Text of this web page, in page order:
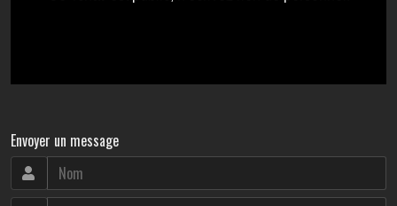
Envoyer un message